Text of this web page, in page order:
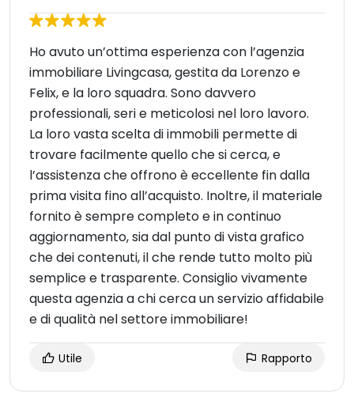
Ho avuto un’ottima esperienza con l’agenzia
immobiliare Livingcasa, gestita da Lorenzo e
Felix, e la loro squadra. Sono davvero
professionali, seri e meticolosi nel loro lavoro.
La loro vasta scelta di immobili permette di
trovare facilmente quello che si cerca, e
l’assistenza che offrono è eccellente fin dalla
prima visita fino all’acquisto. Inoltre, il materiale
fornito è sempre completo e in continuo
aggiornamento, sia dal punto di vista grafico
che dei contenuti, il che rende tutto molto più
semplice e trasparente. Consiglio vivamente
questa agenzia a chi cerca un servizio affidabile
e di qualità nel settore immobiliare!
Utile Rapporto